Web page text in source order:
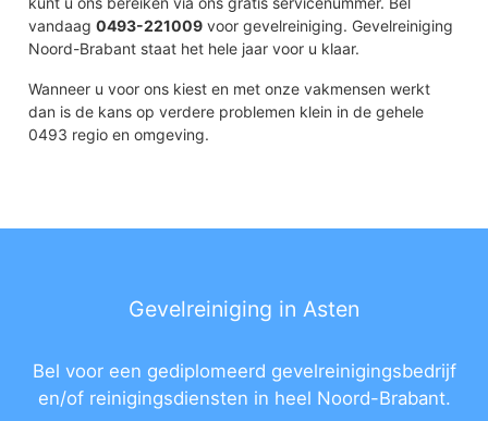
vandaag0493-221009 voor gevelreiniging. Gevelreiniging
Noord-Brabant staat het hele jaar voor u klaar.
Wanneer u voor ons kiest en met onze vakmensen werkt
dan is de kans op verdere problemen klein in de gehele
0493 regio en omgeving.
Gevelreiniging in Asten
Bel voor een gediplomeerd gevelreinigingsbedrijf
en/of reinigingsdiensten in heel Noord-Brabant.